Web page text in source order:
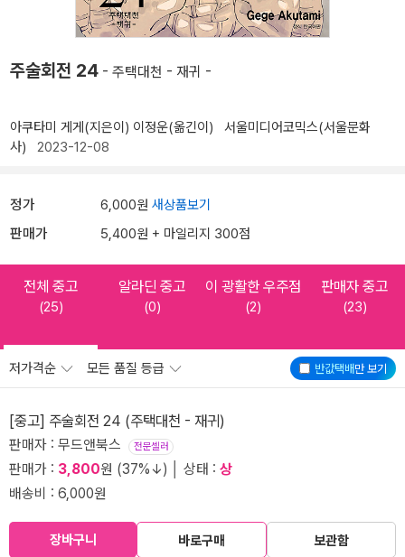
주술회전 24 - 주택대천 - 재귀 -
아쿠타미 게게(지은이) 이정운(옮긴이)
서울미디어코믹스(서울문화
사) 2023-12-08
정가 6,000원 새상품보기
판매가 5,400원 + 마일리지 300점
전체 중고
(25)
알라딘 중고
(0)
이 광활한 우주점
(2)
판매자 중고
(23)
반값택배만 보기
저가격순 모든 품질 등급
[중고] 주술회전 24 (주택대천 - 재귀)
판매자 : 무드앤북스 전문셀러
판매가 : 3,800원 (37%↓) │ 상태 : 상
배송비 : 6,000원
장바구니 바로구매 보관함